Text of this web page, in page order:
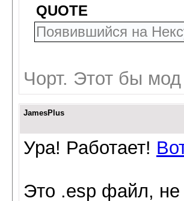
QUOTE
Появившийся на
Чорт. Этот бы
JamesPlus
Ура! Работает!
Это .esp файл, не